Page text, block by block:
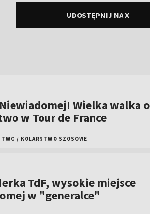
UDOSTĘPNIJ NA X
Wielka walka o
w Tour de France
/ KOLARSTWO SZOSOWE
TdF, wysokie miejsce
w "generalce"